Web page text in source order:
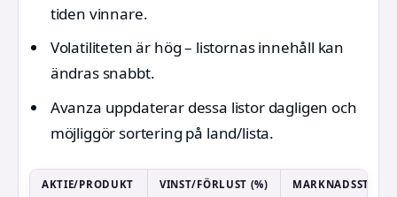
tiden vinnare.
Volatiliteten är hög – listornas innehåll kan
ändras snabbt.
Avanza uppdaterar dessa listor dagligen och
möjliggör sortering på land/lista.
AKTIE/PRODUKT VINST/FÖRLUST (%) MARKNADSSTATUS